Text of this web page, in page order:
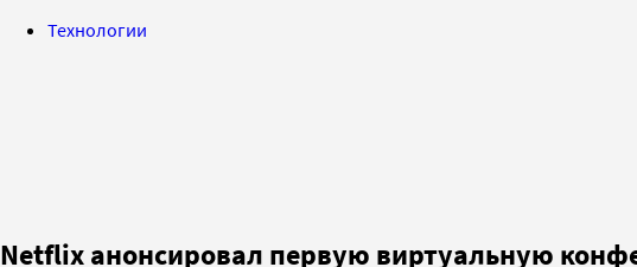
Технологии
Netflix анонсировал первую виртуальную